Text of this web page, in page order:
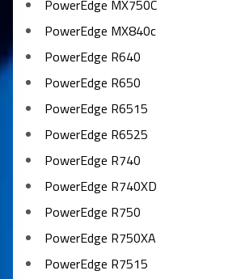
PowerEdge MX750C
PowerEdge MX840c
PowerEdge R640
PowerEdge R650
PowerEdge R6515
PowerEdge R6525
PowerEdge R740
PowerEdge R740XD
PowerEdge R750
PowerEdge R750XA
PowerEdge R7515